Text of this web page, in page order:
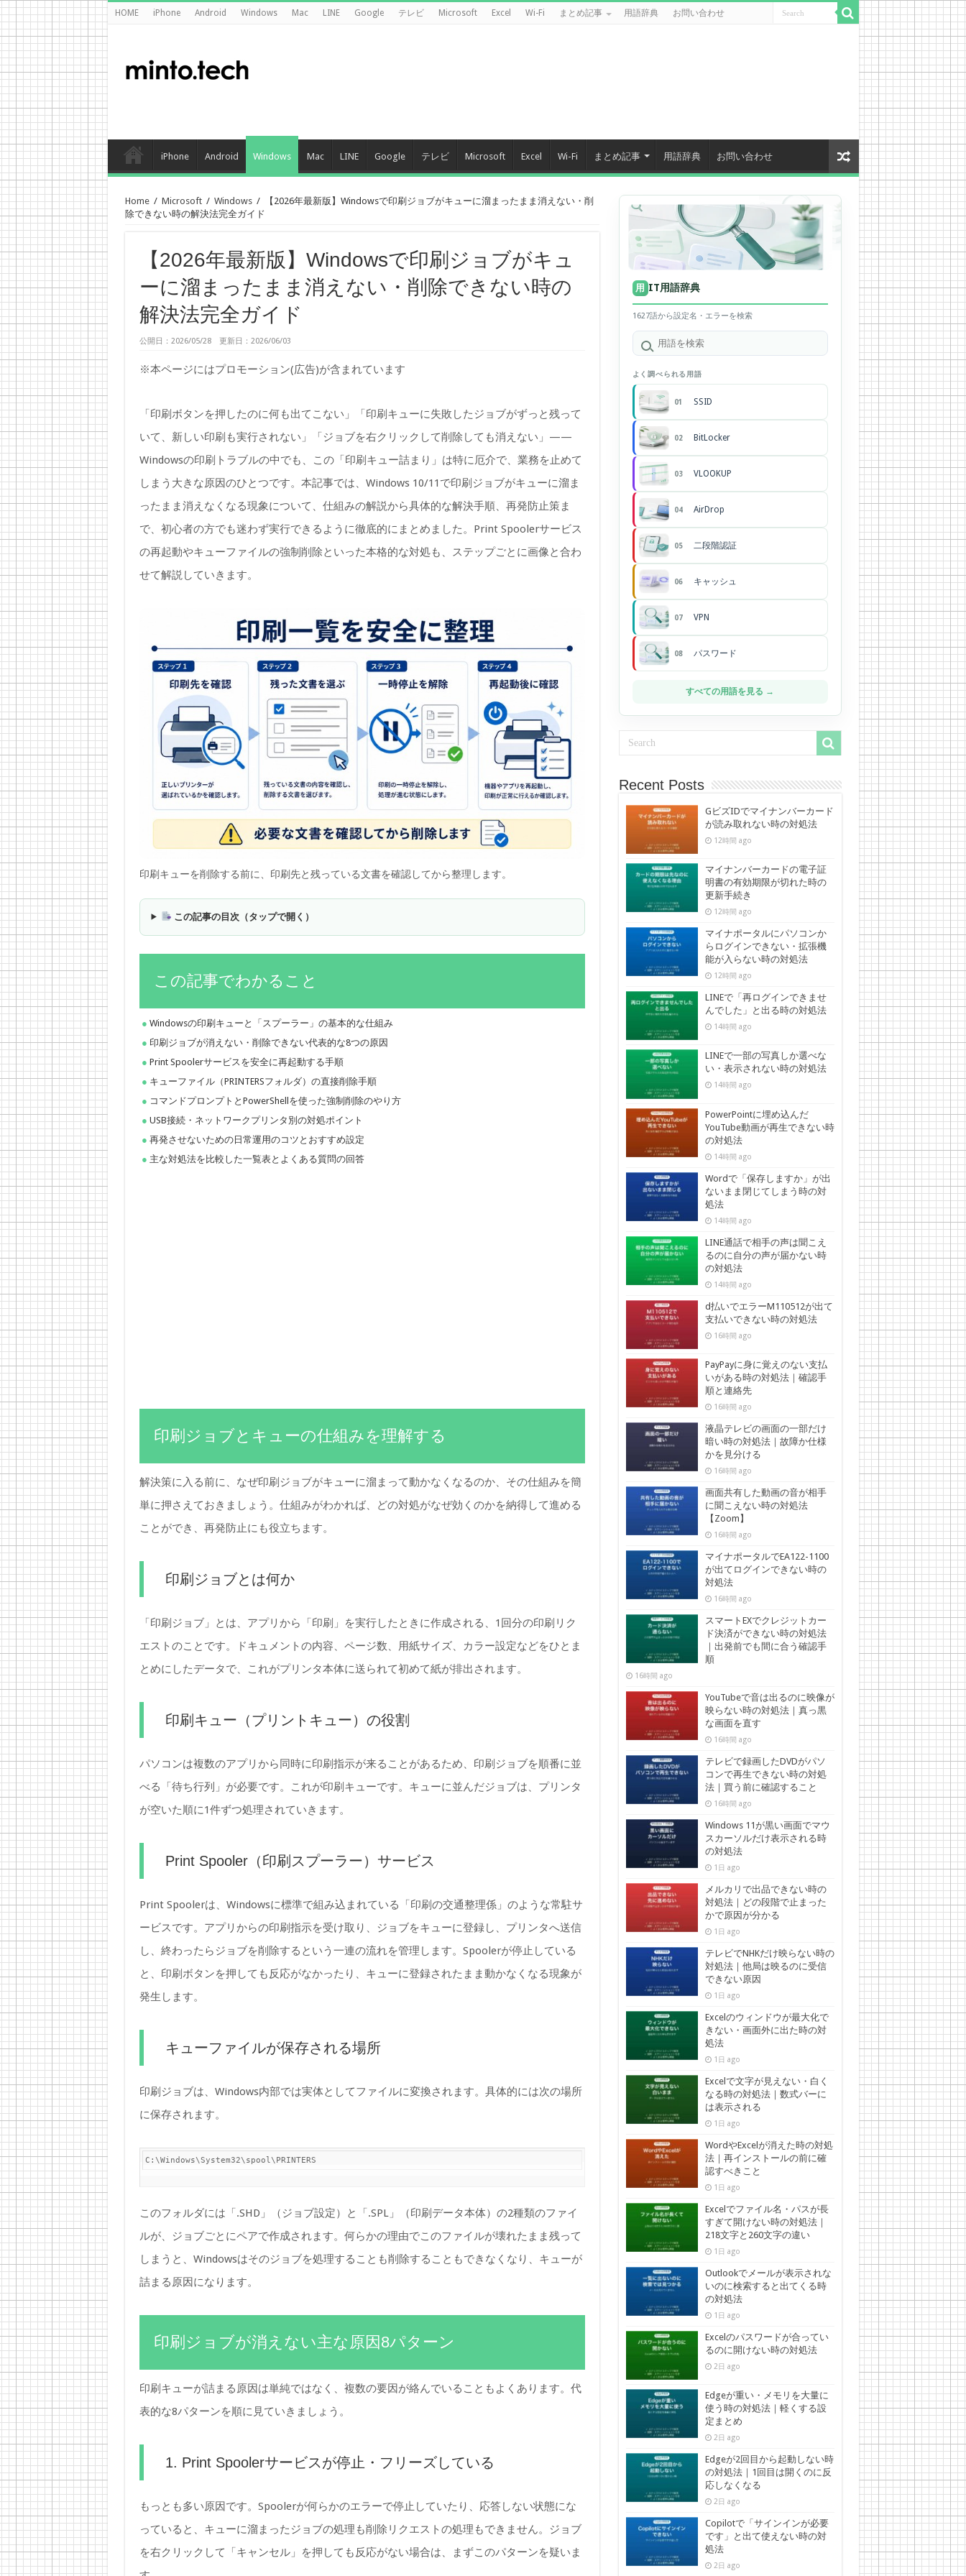
HOME iPhone Android Windows Mac LINE Google テレビ Microsoft Excel Wi-Fi まとめ記事 用語辞典 お問い合わせ
iPhone Android Windows Mac LINE Google テレビ Microsoft Excel Wi-Fi まとめ記事 用語辞典 お問い合わせ
Home / Microsoft / Windows /
【2026年最新版】Windowsで印刷ジョブがキューに溜まったまま消えない・削
除できない時の解決法完全ガイド
【2026年最新版】Windowsで印刷ジョブがキュ
ーに溜まったまま消えない・削除できない時の
解決法完全ガイド
公開日：2026/05/28 更新日：2026/06/03
※本ページにはプロモーション(広告)が含まれています
「印刷ボタンを押したのに何も出てこない」「印刷キューに失敗したジョブがずっと残って
いて、新しい印刷も実行されない」「ジョブを右クリックして削除しても消えない」——
Windowsの印刷トラブルの中でも、この「印刷キュー詰まり」は特に厄介で、業務を止めて
しまう大きな原因のひとつです。本記事では、Windows 10/11で印刷ジョブがキューに溜ま
ったまま消えなくなる現象について、仕組みの解説から具体的な解決手順、再発防止策ま
で、初心者の方でも迷わず実行できるように徹底的にまとめました。Print Spoolerサービス
の再起動やキューファイルの強制削除といった本格的な対処も、ステップごとに画像と合わ
せて解説していきます。
印刷キューを削除する前に、印刷先と残っている文書を確認してから整理します。
この記事の目次（タップで開く）
この記事でわかること
Windowsの印刷キューと「スプーラー」の基本的な仕組み
印刷ジョブが消えない・削除できない代表的な8つの原因
Print Spoolerサービスを安全に再起動する手順
キューファイル（PRINTERSフォルダ）の直接削除手順
コマンドプロンプトとPowerShellを使った強制削除のやり方
USB接続・ネットワークプリンタ別の対処ポイント
再発させないための日常運用のコツとおすすめ設定
主な対処法を比較した一覧表とよくある質問の回答
印刷ジョブとキューの仕組みを理解する
解決策に入る前に、なぜ印刷ジョブがキューに溜まって動かなくなるのか、その仕組みを簡
単に押さえておきましょう。仕組みがわかれば、どの対処がなぜ効くのかを納得して進める
ことができ、再発防止にも役立ちます。
印刷ジョブとは何か
「印刷ジョブ」とは、アプリから「印刷」を実行したときに作成される、1回分の印刷リク
エストのことです。ドキュメントの内容、ページ数、用紙サイズ、カラー設定などをひとま
とめにしたデータで、これがプリンタ本体に送られて初めて紙が排出されます。
印刷キュー（プリントキュー）の役割
パソコンは複数のアプリから同時に印刷指示が来ることがあるため、印刷ジョブを順番に並
べる「待ち行列」が必要です。これが印刷キューです。キューに並んだジョブは、プリンタ
が空いた順に1件ずつ処理されていきます。
Print Spooler（印刷スプーラー）サービス
Print Spoolerは、Windowsに標準で組み込まれている「印刷の交通整理係」のような常駐サ
ービスです。アプリからの印刷指示を受け取り、ジョブをキューに登録し、プリンタへ送信
し、終わったらジョブを削除するという一連の流れを管理します。Spoolerが停止している
と、印刷ボタンを押しても反応がなかったり、キューに登録されたまま動かなくなる現象が
発生します。
キューファイルが保存される場所
印刷ジョブは、Windows内部では実体としてファイルに変換されます。具体的には次の場所
に保存されます。
C:\Windows\System32\spool\PRINTERS
このフォルダには「.SHD」（ジョブ設定）と「.SPL」（印刷データ本体）の2種類のファイ
ルが、ジョブごとにペアで作成されます。何らかの理由でこのファイルが壊れたまま残って
しまうと、Windowsはそのジョブを処理することも削除することもできなくなり、キューが
詰まる原因になります。
印刷ジョブが消えない主な原因8パターン
印刷キューが詰まる原因は単純ではなく、複数の要因が絡んでいることもよくあります。代
表的な8パターンを順に見ていきましょう。
1. Print Spoolerサービスが停止・フリーズしている
もっとも多い原因です。Spoolerが何らかのエラーで停止していたり、応答しない状態にな
っていると、キューに溜まったジョブの処理も削除リクエストの処理もできません。ジョブ
を右クリックして「キャンセル」を押しても反応がない場合は、まずこのパターンを疑いま
用 IT用語辞典
1627語から設定名・エラーを検索
よく調べられる用語
01 SSID
02 BitLocker
03 VLOOKUP
04 AirDrop
05 二段階認証
06 キャッシュ
07 VPN
08 パスワード
すべての用語を見る →
Recent Posts
GビズIDでマイナンバーカード
が読み取れない時の対処法
12時間 ago
マイナンバーカードの電子証
明書の有効期限が切れた時の
更新手続き
12時間 ago
マイナポータルにパソコンか
らログインできない・拡張機
能が入らない時の対処法
12時間 ago
LINEで「再ログインできませ
んでした」と出る時の対処法
14時間 ago
LINEで一部の写真しか選べな
い・表示されない時の対処法
14時間 ago
PowerPointに埋め込んだ
YouTube動画が再生できない時
の対処法
14時間 ago
Wordで「保存しますか」が出
ないまま閉じてしまう時の対
処法
14時間 ago
LINE通話で相手の声は聞こえ
るのに自分の声が届かない時
の対処法
14時間 ago
d払いでエラーM110512が出て
支払いできない時の対処法
16時間 ago
PayPayに身に覚えのない支払
いがある時の対処法｜確認手
順と連絡先
16時間 ago
液晶テレビの画面の一部だけ
暗い時の対処法｜故障か仕様
かを見分ける
16時間 ago
画面共有した動画の音が相手
に聞こえない時の対処法
【Zoom】
16時間 ago
マイナポータルでEA122-1100
が出てログインできない時の
対処法
16時間 ago
スマートEXでクレジットカー
ド決済ができない時の対処法
｜出発前でも間に合う確認手
順
16時間 ago
YouTubeで音は出るのに映像が
映らない時の対処法｜真っ黒
な画面を直す
16時間 ago
テレビで録画したDVDがパソ
コンで再生できない時の対処
法｜買う前に確認すること
16時間 ago
Windows 11が黒い画面でマウ
スカーソルだけ表示される時
の対処法
1日 ago
メルカリで出品できない時の
対処法｜どの段階で止まった
かで原因が分かる
1日 ago
テレビでNHKだけ映らない時の
対処法｜他局は映るのに受信
できない原因
1日 ago
Excelのウィンドウが最大化で
きない・画面外に出た時の対
処法
1日 ago
Excelで文字が見えない・白く
なる時の対処法｜数式バーに
は表示される
1日 ago
WordやExcelが消えた時の対処
法｜再インストールの前に確
認すべきこと
1日 ago
Excelでファイル名・パスが長
すぎて開けない時の対処法｜
218文字と260文字の違い
1日 ago
Outlookでメールが表示されな
いのに検索すると出てくる時
の対処法
1日 ago
Excelのパスワードが合ってい
るのに開けない時の対処法
2日 ago
Edgeが重い・メモリを大量に
使う時の対処法｜軽くする設
定まとめ
2日 ago
Edgeが2回目から起動しない時
の対処法｜1回目は開くのに反
応しなくなる
2日 ago
Copilotで「サインインが必要
です」と出て使えない時の対
処法
2日 ago